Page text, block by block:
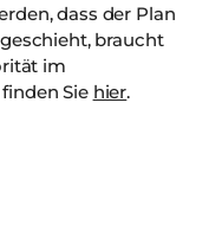
dass der Plan
braucht
im
Sie hier.